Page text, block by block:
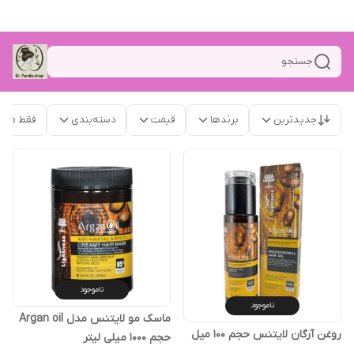
جستجو
جدیدترین برندها قیمت دسته‌بندی فقط
ناموجود
روغن آرگان لایتنس حجم ۱۰۰ میل
ناموجود
ماسک مو لایتنس مدل Argan oil
حجم 1000 میلی لیتر